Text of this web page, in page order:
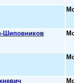
Шиповников